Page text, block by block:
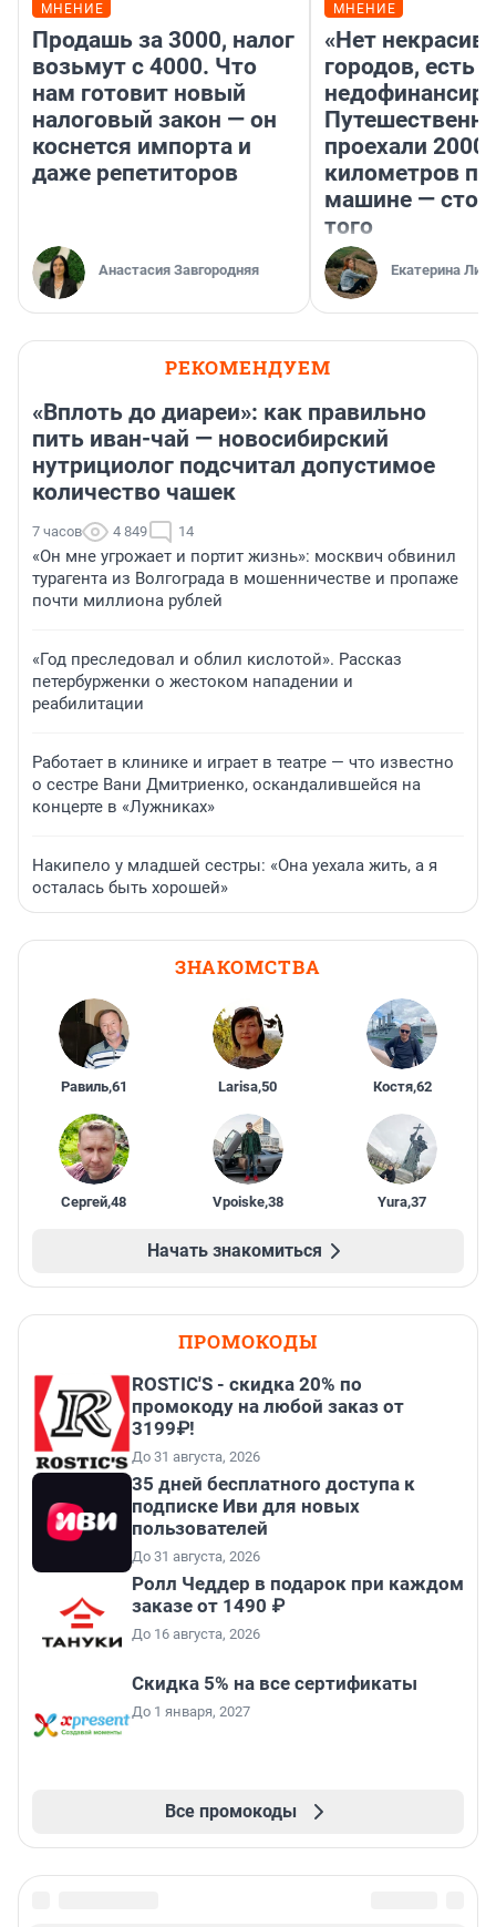
МНЕНИЕ
Продашь за 3000, налог
возьмут с 4000. Что
нам готовит новый
налоговый закон — он
коснется импорта и
даже репетиторов
Анастасия Завгородняя
МНЕНИЕ
«Нет
городов, есть
проехали 2000
километров по
машине —
того
Екатерина
РЕКОМЕНДУЕМ
«Вплоть до диареи»: как правильно
пить иван-чай — новосибирский
нутрициолог подсчитал допустимое
количество чашек
7 часов 4 849 14
«Он мне угрожает и портит жизнь»: москвич обвинил
турагента из Волгограда в мошенничестве и пропаже
почти миллиона рублей
«Год преследовал и облил кислотой». Рассказ
петербурженки о жестоком нападении и
реабилитации
Работает в клинике и играет в театре — что известно
о сестре Вани Дмитриенко, оскандалившейся на
концерте в «Лужниках»
Накипело у младшей сестры: «Она уехала жить, а я
осталась быть хорошей»
ЗНАКОМСТВА
Равиль,61 Larisa,50 Костя,62
Сергей,48 Vpoiske,38 Yura,37
Начать знакомиться
ПРОМОКОДЫ
ROSTIC'S - скидка 20% по
промокоду на любой заказ от
3199₽!
До 31 августа, 2026
35 дней бесплатного доступа к
подписке Иви для новых
пользователей
До 31 августа, 2026
Ролл Чеддер в подарок при каждом
заказе от 1490 ₽
До 16 августа, 2026
Скидка 5% на все сертификаты
До 1 января, 2027
Все промокоды